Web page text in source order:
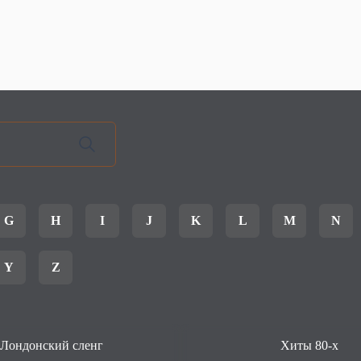
G H I J K L M N
Y Z
Лондонский сленг Хиты 80-х